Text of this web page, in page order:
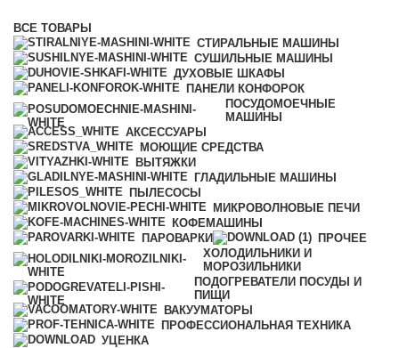
ВСЕ ТОВАРЫ
СТИРАЛЬНЫЕ МАШИНЫ
СУШИЛЬНЫЕ МАШИНЫ
ДУХОВЫЕ ШКАФЫ
ПАНЕЛИ КОНФОРОК
ПОСУДОМОЕЧНЫЕ
МАШИНЫ
АКСЕССУАРЫ
МОЮЩИЕ СРЕДСТВА
ВЫТЯЖКИ
ГЛАДИЛЬНЫЕ МАШИНЫ
ПЫЛЕСОСЫ
МИКРОВОЛНОВЫЕ ПЕЧИ
КОФЕМАШИНЫ
ПАРОВАРКИ
ПРОЧЕЕ
ХОЛОДИЛЬНИКИ И
МОРОЗИЛЬНИКИ
ПОДОГРЕВАТЕЛИ ПОСУДЫ И
ПИЩИ
ВАКУУМАТОРЫ
ПРОФЕССИОНАЛЬНАЯ ТЕХНИКА
УЦЕНКА